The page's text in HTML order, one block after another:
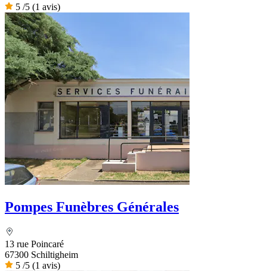
5 /5 (1 avis)
Pompes Funèbres Générales
13 rue Poincaré
67300 Schiltigheim
5 /5 (1 avis)